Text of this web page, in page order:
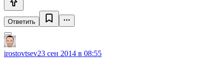
Ответить
irostovtsev23 сен 2014 в 08:55